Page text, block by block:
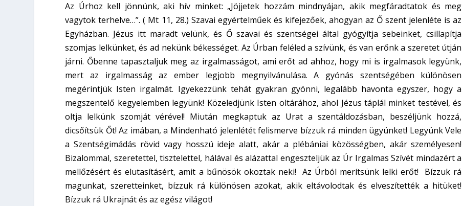
Az Úrhoz kell jönnünk, aki hív minket: „Jöjjetek hozzám mindnyájan, akik megfáradtatok és meg
vagytok terhelve…”. ( Mt 11, 28.) Szavai egyértelműek és kifejezőek, ahogyan az Ő szent jelenléte is az
Egyházban. Jézus itt maradt velünk, és Ő szavai és szentségei által gyógyítja sebeinket, csillapítja
szomjas lelkünket, és ad nekünk békességet. Az Úrban feléled a szívünk, és van erőnk a szeretet útján
járni. Őbenne tapasztaljuk meg az irgalmasságot, ami erőt ad ahhoz, hogy mi is irgalmasok legyünk,
mert az irgalmasság az ember legjobb megnyilvánulása. A gyónás szentségében különösen
megérintjük Isten irgalmát. Igyekezzünk tehát gyakran gyónni, legalább havonta egyszer, hogy a
megszentelő kegyelemben legyünk! Közeledjünk Isten oltárához, ahol Jézus táplál minket testével, és
oltja lelkünk szomját vérével! Miután megkaptuk az Urat a szentáldozásban, beszéljünk hozzá,
dicsőítsük Őt! Az imában, a Mindenható jelenlétét felismerve bízzuk rá minden ügyünket! Legyünk Vele
a Szentségimádás rövid vagy hosszú ideje alatt, akár a plébániai közösségben, akár személyesen!
Bizalommal, szeretettel, tisztelettel, hálával és alázattal engeszteljük az Úr Irgalmas Szívét mindazért a
mellőzésért és elutasításért, amit a bűnösök okoztak neki! Az Úrból merítsünk lelki erőt! Bízzuk rá
magunkat, szeretteinket, bízzuk rá különösen azokat, akik eltávolodtak és elveszítették a hitüket!
Bízzuk rá Ukrajnát és az egész világot!